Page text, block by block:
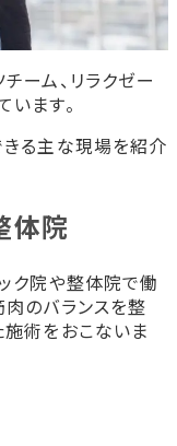
ーム、リラクゼー
ます。
きる主な現場を紹介
体院
ク院や整体院で働
のバランスを整
施術をおこないま